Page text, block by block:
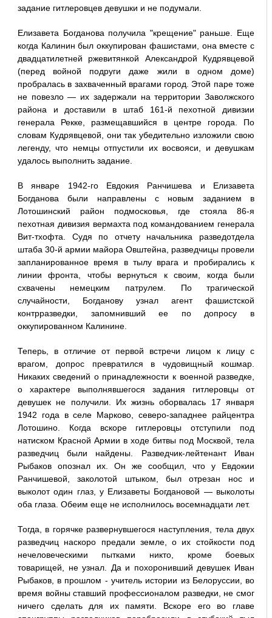
задание гитлеровцев девушки и не подумали.
Елизавета Богданова получила "крещение" раньше. Еще
когда Калинин был оккупирован фашистами, она вместе с
двадцатилетней ржевитянкой Александрой Кудрявцевой
(перед войной подруги даже жили в одном доме)
пробралась в захваченный врагами город. Этой паре тоже
не повезло — их задержали на территории Заволжского
района и доставили в штаб 161-й пехотной дивизии
генерала Рекке, размещавшийся в центре города. По
словам Кудрявцевой, они так убедительно изложили свою
легенду, что немцы отпустили их восвояси, и девушкам
удалось выполнить задание.
В январе 1942-го Евдокия Ранчишева и Елизавета
Богданова были направлены с новым заданием в
Лотошинский район подмосковья, где стояла 86-я
пехотная дивизия вермахта под командованием генерала
Вит-тхофта. Судя по отчету начальника разведотдела
штаба 30-й армии майора Овштейна, разведчицы провели
запланированное время в тылу врага и пробирались к
линии фронта, чтобы вернуться к своим, когда были
схвачены немецким патрулем. По трагической
случайности, Богданову узнал агент фашистской
контрразведки, запомнивший ее по допросу в
оккупированном Калинине.
Теперь, в отличие от первой встречи лицом к лицу с
врагом, допрос превратился в чудовищный кошмар.
Никаких сведений о принадлежности к военной разведке,
о характере выполнявшегося задания гитлеровцы от
девушек не получили. Их жизнь оборвалась 17 января
1942 года в селе Марково, северо-западнее райцентра
Лотошино. Когда вскоре гитлеровцы отступили под
натиском Красной Армии в ходе битвы под Москвой, тела
разведчиц были найдены. Разведчик-лейтенант Иван
Рыбаков опознал их. Он же сообщил, что у Евдокии
Ранчишевой, заколотой штыком, был отрезан нос и
выколот один глаз, у Елизаветы Богдановой — выколоты
оба глаза. Обеим еще не исполнилось восемнадцати лет.
Тогда, в горячке развернувшегося наступления, тела двух
разведчиц наскоро предали земле, о их стойкости под
нечеловеческими пытками никто, кроме боевых
товарищей, не узнал. Да и похоронивший девушек Иван
Рыбаков, в прошлом - учитель истории из Белоруссии, во
время войны ставший профессионалом разведки, не смог
ничего сделать для их памяти. Вскоре его во главе